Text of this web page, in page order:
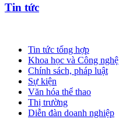
Tin tức
Tin tức tổng hợp
Khoa học và Công nghệ
Chính sách, pháp luật
Sự kiện
Văn hóa thể thao
Thị trường
Diễn đàn doanh nghiệp